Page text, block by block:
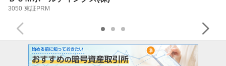
3050 東証PRM